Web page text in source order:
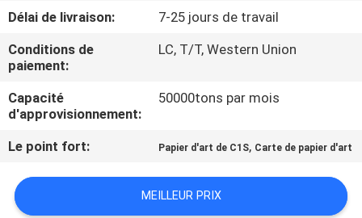
CONTRÔLE
DE
LA
QUALITÉ
NOUS
CONTACTER
Délai de livraison:
7-25 jours de travail
Conditions de
paiement:
LC, T/T, Western Union
Capacité
d'approvisionnement:
50000tons par mois
Le point fort: Papier d'art de C1S, Carte de papier d'art
MEILLEUR PRIX